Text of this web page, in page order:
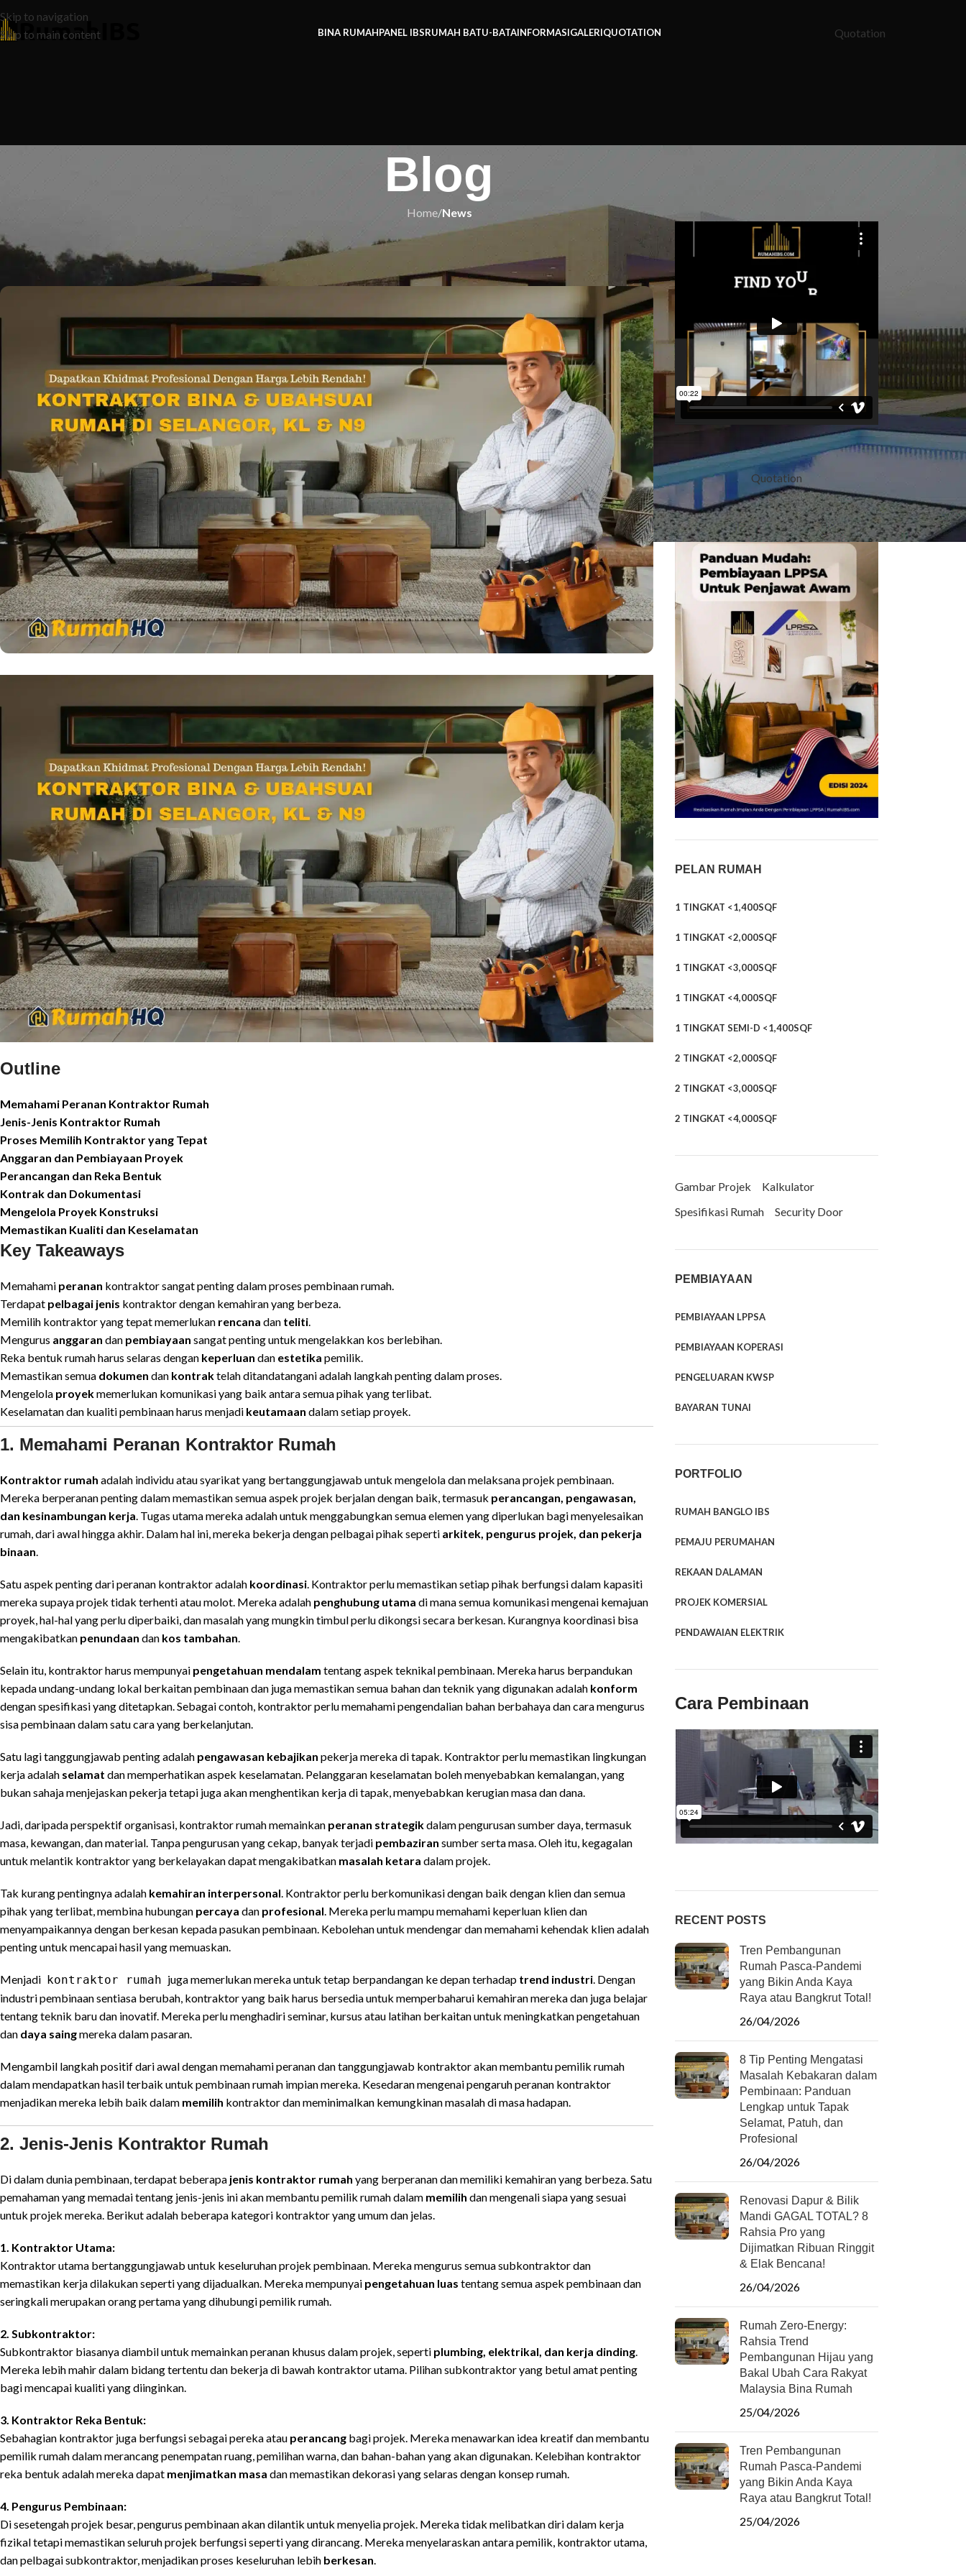
Skip to navigation
Skip to main content
BINA RUMAHPANEL IBSRUMAH BATU-BATAINFORMASIGALERIQUOTATION Quotation
Blog
Home/News
Kontraktor Rumah: Apa yang Harus Diketahui Sebelum Memulai Proyek
Posted by On 13/05/2025
Outline
Memahami Peranan Kontraktor Rumah
Jenis-Jenis Kontraktor Rumah
Proses Memilih Kontraktor yang Tepat
Anggaran dan Pembiayaan Proyek
Perancangan dan Reka Bentuk
Kontrak dan Dokumentasi
Mengelola Proyek Konstruksi
Memastikan Kualiti dan Keselamatan
Key Takeaways
Memahami peranan kontraktor sangat penting dalam proses pembinaan rumah.
Terdapat pelbagai jenis kontraktor dengan kemahiran yang berbeza.
Memilih kontraktor yang tepat memerlukan rencana dan teliti.
Mengurus anggaran dan pembiayaan sangat penting untuk mengelakkan kos berlebihan.
Reka bentuk rumah harus selaras dengan keperluan dan estetika pemilik.
Memastikan semua dokumen dan kontraktelah ditandatangani adalah langkah penting dalam proses.
Mengelola proyekmemerlukan komunikasi yang baik antara semua pihak yang terlibat.
Keselamatan dan kualiti pembinaan harus menjadi keutamaan dalam setiap proyek.
1. Memahami Peranan Kontraktor Rumah
Kontraktor rumah adalah individu atau syarikat yang bertanggungjawab untuk mengelola dan melaksana projek pembinaan.
Mereka berperanan penting dalam memastikan semua aspek projek berjalan dengan baik, termasuk perancangan, pengawasan,
dan kesinambungan kerja. Tugas utama mereka adalah untuk menggabungkan semua elemen yang diperlukan bagi menyelesaikan
rumah, dari awal hingga akhir. Dalam hal ini, mereka bekerja dengan pelbagai pihak seperti arkitek, pengurus projek, dan pekerja
binaan.
Satu aspek penting dari peranan kontraktor adalah koordinasi. Kontraktor perlu memastikan setiap pihak berfungsi dalam kapasiti
mereka supaya projek tidak terhenti atau molot. Mereka adalah penghubung utama di mana semua komunikasi mengenai kemajuan
proyek, hal-hal yang perlu diperbaiki, dan masalah yang mungkin timbul perlu dikongsi secara berkesan. Kurangnya koordinasi bisa
mengakibatkan penundaan dan kos tambahan.
Selain itu, kontraktor harus mempunyai pengetahuan mendalam tentang aspek teknikal pembinaan. Mereka harus berpandukan
kepada undang-undang lokal berkaitan pembinaan dan juga memastikan semua bahan dan teknik yang digunakan adalah konform
dengan spesifikasi yang ditetapkan. Sebagai contoh, kontraktor perlu memahami pengendalian bahan berbahaya dan cara mengurus
sisa pembinaan dalam satu cara yang berkelanjutan.
Satu lagi tanggungjawab penting adalah pengawasan kebajikan pekerja mereka di tapak. Kontraktor perlu memastikan lingkungan
kerja adalah selamat dan memperhatikan aspek keselamatan. Pelanggaran keselamatan boleh menyebabkan kemalangan, yang
bukan sahaja menjejaskan pekerja tetapi juga akan menghentikan kerja di tapak, menyebabkan kerugian masa dan dana.
Jadi, daripada perspektif organisasi, kontraktor rumah memainkan peranan strategikdalam pengurusan sumber daya, termasuk
masa, kewangan, dan material. Tanpa pengurusan yang cekap, banyak terjadi pembaziran sumber serta masa. Oleh itu, kegagalan
untuk melantik kontraktor yang berkelayakan dapat mengakibatkan masalah ketara dalam projek.
Tak kurang pentingnya adalah kemahiran interpersonal. Kontraktor perlu berkomunikasi dengan baik dengan klien dan semua
pihak yang terlibat, membina hubungan percaya dan profesional. Mereka perlu mampu memahami keperluan klien dan
menyampaikannya dengan berkesan kepada pasukan pembinaan. Kebolehan untuk mendengar dan memahami kehendak klien adalah
penting untuk mencapai hasil yang memuaskan.
Menjadi kontraktor rumah juga memerlukan mereka untuk tetap berpandangan ke depan terhadap trend industri. Dengan
industri pembinaan sentiasa berubah, kontraktor yang baik harus bersedia untuk memperbaharui kemahiran mereka dan juga belajar
tentang teknik baru dan inovatif. Mereka perlu menghadiri seminar, kursus atau latihan berkaitan untuk meningkatkan pengetahuan
dan daya saingmereka dalam pasaran.
Mengambil langkah positif dari awal dengan memahami peranan dan tanggungjawab kontraktor akan membantu pemilik rumah
dalam mendapatkan hasil terbaik untuk pembinaan rumah impian mereka. Kesedaran mengenai pengaruh peranan kontraktor
menjadikan mereka lebih baik dalam memilih kontraktor dan meminimalkan kemungkinan masalah di masa hadapan.
2. Jenis-Jenis Kontraktor Rumah
Di dalam dunia pembinaan, terdapat beberapa jenis kontraktor rumah yang berperanan dan memiliki kemahiran yang berbeza. Satu
pemahaman yang memadai tentang jenis-jenis ini akan membantu pemilik rumah dalam memilih dan mengenali siapa yang sesuai
untuk projek mereka. Berikut adalah beberapa kategori kontraktor yang umum dan jelas.
1. Kontraktor Utama:
Kontraktor utama bertanggungjawab untuk keseluruhan projek pembinaan. Mereka mengurus semua subkontraktor dan
memastikan kerja dilakukan seperti yang dijadualkan. Mereka mempunyai pengetahuan luas tentang semua aspek pembinaan dan
seringkali merupakan orang pertama yang dihubungi pemilik rumah.
2. Subkontraktor:
Subkontraktor biasanya diambil untuk memainkan peranan khusus dalam projek, seperti plumbing, elektrikal, dan kerja dinding.
Mereka lebih mahir dalam bidang tertentu dan bekerja di bawah kontraktor utama. Pilihan subkontraktor yang betul amat penting
bagi mencapai kualiti yang diinginkan.
3. Kontraktor Reka Bentuk:
Sebahagian kontraktor juga berfungsi sebagai pereka atau perancang bagi projek. Mereka menawarkan idea kreatif dan membantu
pemilik rumah dalam merancang penempatan ruang, pemilihan warna, dan bahan-bahan yang akan digunakan. Kelebihan kontraktor
reka bentuk adalah mereka dapat menjimatkan masa dan memastikan dekorasi yang selaras dengan konsep rumah.
4. Pengurus Pembinaan:
Di sesetengah projek besar, pengurus pembinaan akan dilantik untuk menyelia projek. Mereka tidak melibatkan diri dalam kerja
fizikal tetapi memastikan seluruh projek berfungsi seperti yang dirancang. Mereka menyelaraskan antara pemilik, kontraktor utama,
dan pelbagai subkontraktor, menjadikan proses keseluruhan lebih berkesan.
Quotation
PELAN RUMAH
1 TINGKAT <1,400SQF
1 TINGKAT <2,000SQF
1 TINGKAT <3,000SQF
1 TINGKAT <4,000SQF
1 TINGKAT SEMI-D <1,400SQF
2 TINGKAT <2,000SQF
2 TINGKAT <3,000SQF
2 TINGKAT <4,000SQF
Gambar Projek
Kalkulator
Spesifikasi Rumah
Security Door
PEMBIAYAAN
PEMBIAYAAN LPPSA
PEMBIAYAAN KOPERASI
PENGELUARAN KWSP
BAYARAN TUNAI
PORTFOLIO
RUMAH BANGLO IBS
PEMAJU PERUMAHAN
REKAAN DALAMAN
PROJEK KOMERSIAL
PENDAWAIAN ELEKTRIK
Cara Pembinaan
RECENT POSTS
Tren Pembangunan
Rumah Pasca-Pandemi
yang Bikin Anda Kaya
Raya atau Bangkrut Total!
26/04/2026
8 Tip Penting Mengatasi
Masalah Kebakaran dalam
Pembinaan: Panduan
Lengkap untuk Tapak
Selamat, Patuh, dan
Profesional
26/04/2026
Renovasi Dapur & Bilik
Mandi GAGAL TOTAL? 8
Rahsia Pro yang
Dijimatkan Ribuan Ringgit
& Elak Bencana!
26/04/2026
Rumah Zero-Energy:
Rahsia Trend
Pembangunan Hijau yang
Bakal Ubah Cara Rakyat
Malaysia Bina Rumah
25/04/2026
Tren Pembangunan
Rumah Pasca-Pandemi
yang Bikin Anda Kaya
Raya atau Bangkrut Total!
25/04/2026